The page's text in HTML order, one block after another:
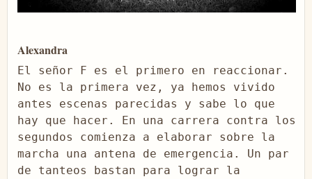
Alexandra
El señor F es el primero en reaccionar.
No es la primera vez, ya hemos vivido
antes escenas parecidas y sabe lo que
hay que hacer. En una carrera contra los
segundos comienza a elaborar sobre la
marcha una antena de emergencia. Un par
de tanteos bastan para lograr la